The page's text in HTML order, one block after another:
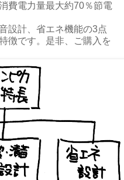
費電力量最大約70％節電
設計、省エネ機能の3点
徴です。是非、ご購入を